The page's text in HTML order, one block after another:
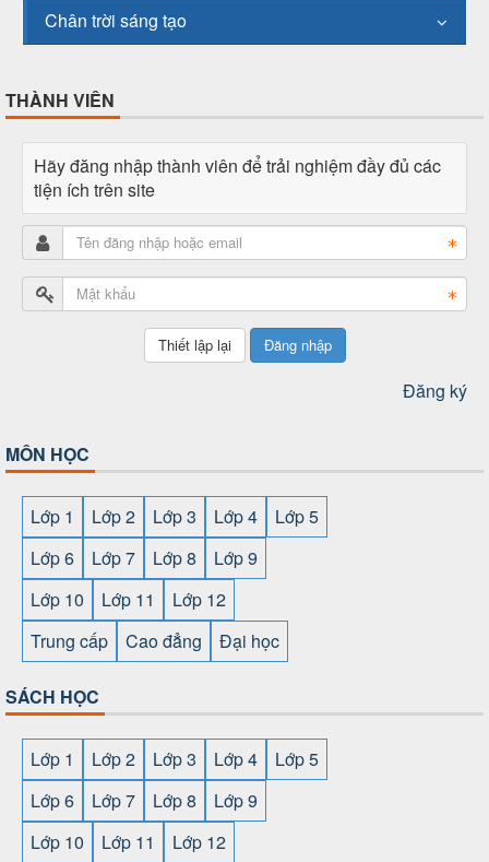
Chân trời sáng tạo
THÀNH VIÊN
Hãy đăng nhập thành viên để trải nghiệm đầy đủ các
tiện ích trên site
Đăng nhập
Đăng ký
MÔN HỌC
Lớp 1 Lớp 2 Lớp 3 Lớp 4
Lớp 5
Lớp 6
Lớp 7 Lớp 8
Lớp 9
Lớp 10
Lớp 11
Lớp 12
Trung cấp
Cao đẳng Đại học
SÁCH HỌC
Lớp 1 Lớp 2 Lớp 3 Lớp 4
Lớp 5
Lớp 6
Lớp 7 Lớp 8
Lớp 9
Lớp 10
Lớp 11
Lớp 12